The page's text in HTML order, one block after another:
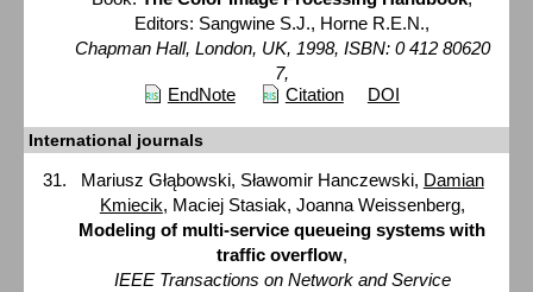
Editors: Sangwine S.J., Horne R.E.N.,
Chapman Hall, London, UK, 1998, ISBN: 0 412 80620
7,
EndNote
Citation DOI
International journals
Mariusz Głąbowski, Sławomir Hanczewski, Damian
Kmiecik, Maciej Stasiak, Joanna Weissenberg,
Modeling of multi-service queueing systems with
traffic overflow,
IEEE Transactions on Network and Service